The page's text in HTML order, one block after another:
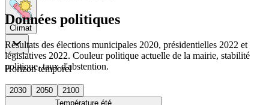
Climat
Horizon temporel
2030 2050
2100
Température été
Données politiques
Résultats des élections municipales 2020, présidentielles 2022 et
législatives 2022. Couleur politique actuelle de la mairie, stabilité
politique, taux d'abstention.